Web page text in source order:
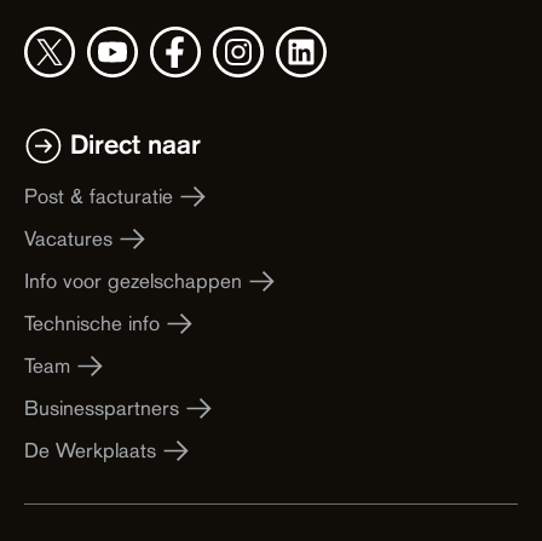
Direct naar
Post & facturatie
Vacatures
Info voor gezelschappen
Technische info
Team
Businesspartners
De Werkplaats